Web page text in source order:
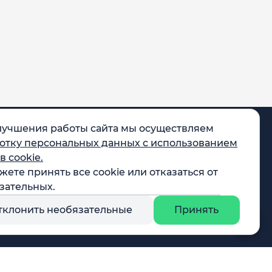
работы сайта мы осуществляем
персональных данных с использованием
cookie.
принять все cookie или отказаться от
необязательные
Принять